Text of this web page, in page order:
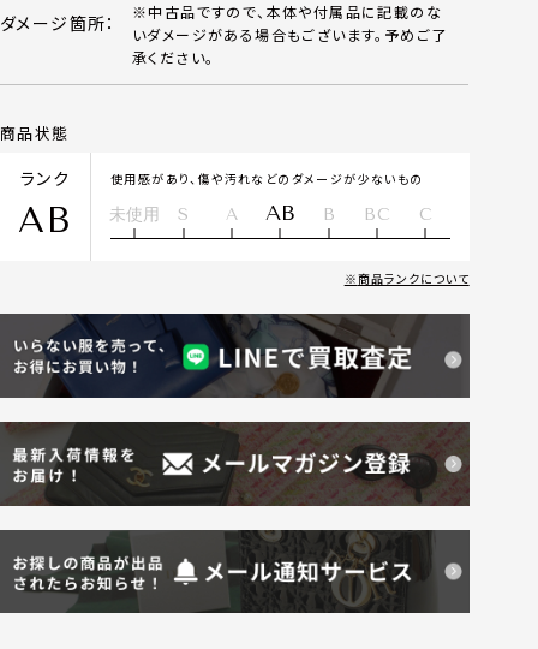
ダメージ箇所：
※中古品ですので、本体や付属品に記載のな
いダメージがある場合もございます。予めご了
承ください。
商品状態
ランク
AB
使用感があり、傷や汚れなどのダメージが少ないもの
未使用 S A AB B BC C
商品ランクについて